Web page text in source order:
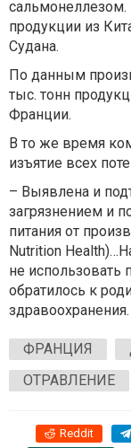
сальмонеллезом.
продукции из
Судана.
По данным
тыс. тонн
Франции.
В то же время
изъятие всех
– Выявлена и
загрязнением и
питания от
Nutrition
не использовать
обратилось к
здравоохранения.
ФРАНЦИЯ
ОТРАВЛЕНИЕ
Reddit